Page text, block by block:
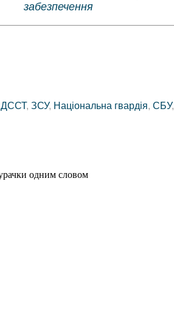
забезпечення
ДССТ, ЗСУ, Національна гвардія, СБУ,